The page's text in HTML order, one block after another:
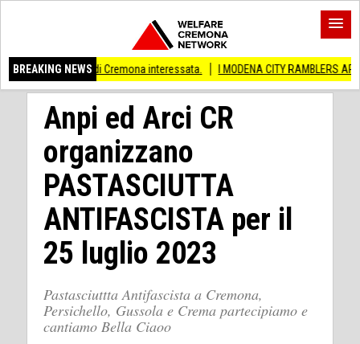
BREAKING NEWS
Cremona interessata. I MODENA CITY RAMBLERS ARRIVANO A CREMA!
Anpi ed Arci CR
organizzano
PASTASCIUTTA
ANTIFASCISTA per il
25 luglio 2023
Pastasciuttta Antifascista a Cremona,
Persichello, Gussola e Crema partecipiamo e
cantiamo Bella Ciaoo